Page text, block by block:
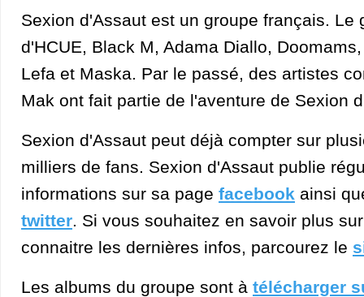
Sexion d'Assaut est un groupe français. Le
d'HCUE, Black M, Adama Diallo,
Lefa et Maska. Par le passé, des artistes
Mak ont fait partie de l'aventure de Sexion
Sexion d'Assaut peut déjà compter sur
milliers de fans. Sexion d'Assaut publie
informations sur sa page facebook ainsi
twitter. Si vous souhaitez en savoir plus
connaitre les dernières infos, parcourez le
Les albums du groupe sont à télécharger